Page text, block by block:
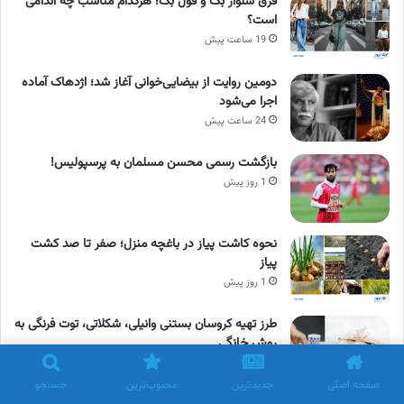
است؟
19 ساعت پیش
دومین روایت از بیضایی‌خوانی آغاز شد؛ اژدهاک آماده
اجرا می‌شود
24 ساعت پیش
بازگشت رسمی محسن مسلمان به پرسپولیس!
1 روز پیش
نحوه کاشت پیاز در باغچه منزل؛ صفر تا صد کشت
پیاز
1 روز پیش
طرز تهیه کروسان بستنی وانیلی، شکلاتی، توت فرنگی به
روش خانگی
صفحه اصلی جدیدترین محبوب‌ترین جستجو